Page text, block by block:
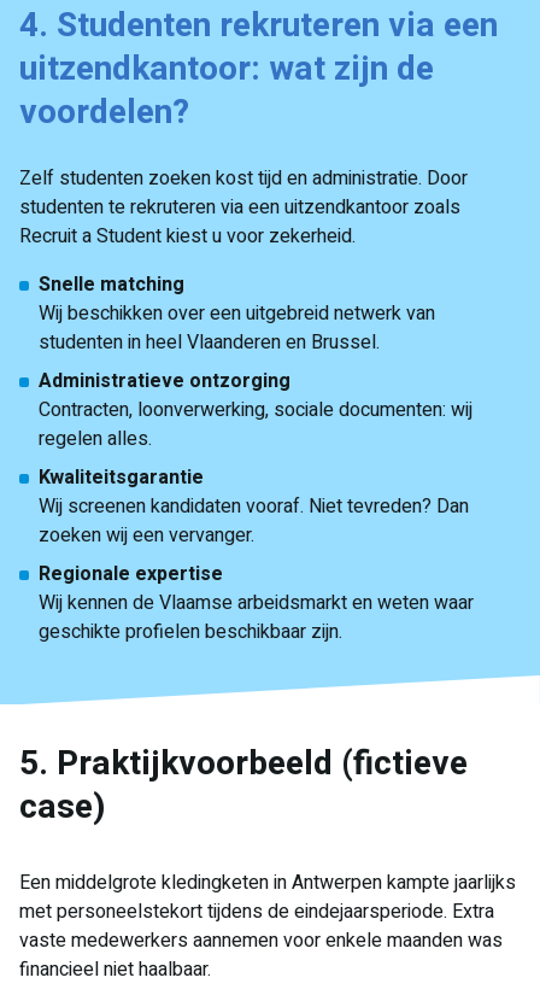
4. Studenten rekruteren via een
uitzendkantoor: wat zijn de
voordelen?
Zelf studenten zoeken kost tijd en administratie. Door
studenten te rekruteren via een uitzendkantoor zoals
Recruit a Student kiest u voor zekerheid.
Snelle matching
Wij beschikken over een uitgebreid netwerk van
studenten in heel Vlaanderen en Brussel.
Administratieve ontzorging
Contracten, loonverwerking, sociale documenten: wij
regelen alles.
Kwaliteitsgarantie
Wij screenen kandidaten vooraf. Niet tevreden? Dan
zoeken wij een vervanger.
Regionale expertise
Wij kennen de Vlaamse arbeidsmarkt en weten waar
geschikte profielen beschikbaar zijn.
5. Praktijkvoorbeeld (fictieve
case)
Een middelgrote kledingketen in Antwerpen kampte jaarlijks
met personeelstekort tijdens de eindejaarsperiode. Extra
vaste medewerkers aannemen voor enkele maanden was
financieel niet haalbaar.